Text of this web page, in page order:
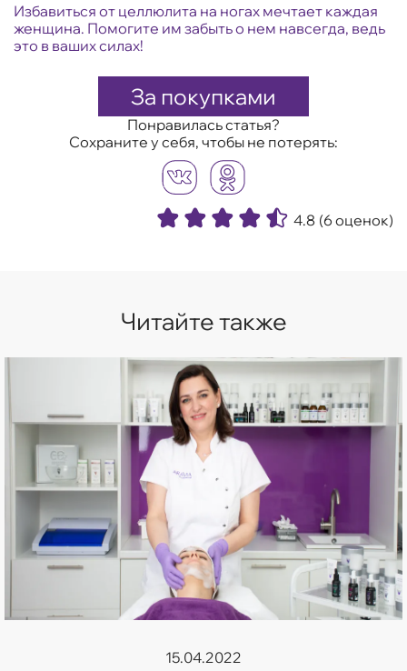
Избавиться от целлюлита на ногах мечтает каждая
женщина. Помогите им забыть о нем навсегда, ведь
это в ваших силах!
За покупками
Понравилась статья?
Сохраните у себя, чтобы не потерять:
4.8 (6 оценок)
Читайте также
15.04.2022